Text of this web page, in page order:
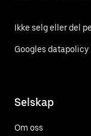
Ikke selg eller del
Googles datapolicy
Selskap
Om oss